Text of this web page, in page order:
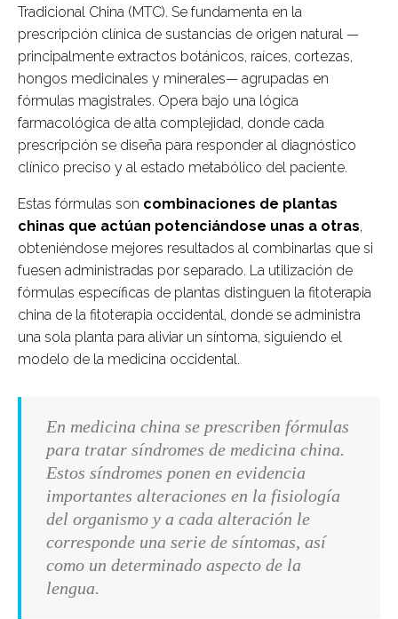
Tradicional China (MTC). Se fundamenta en la
prescripción clínica de sustancias de origen natural —
principalmente extractos botánicos, raíces, cortezas,
hongos medicinales y minerales— agrupadas en
fórmulas magistrales. Opera bajo una lógica
farmacológica de alta complejidad, donde cada
prescripción se diseña para responder al diagnóstico
clínico preciso y al estado metabólico del paciente.
Estas fórmulas son combinaciones de plantas
chinas que actúan potenciándose unas a otras,
obteniéndose mejores resultados al combinarlas que si
fuesen administradas por separado. La utilización de
fórmulas específicas de plantas distinguen la fitoterapia
china de la fitoterapia occidental, donde se administra
una sola planta para aliviar un síntoma, siguiendo el
modelo de la medicina occidental.
En medicina china se prescriben fórmulas
para tratar síndromes de medicina china.
Estos síndromes ponen en evidencia
importantes alteraciones en la fisiología
del organismo y a cada alteración le
corresponde una serie de síntomas, así
como un determinado aspecto de la
lengua.